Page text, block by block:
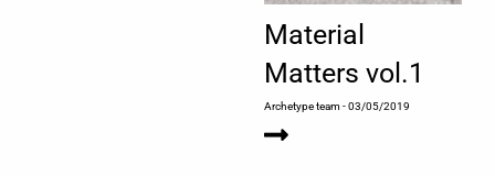
Material
Matters vol.1
Archetype team- 03/05/2019